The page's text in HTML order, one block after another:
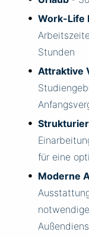
Work-Life
Stunden
Attraktive
für eine
Moderne